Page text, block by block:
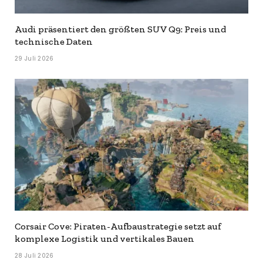
Audi präsentiert den größten SUV Q9: Preis und
technische Daten
29 Juli 2026
Corsair Cove: Piraten-Aufbaustrategie setzt auf
komplexe Logistik und vertikales Bauen
28 Juli 2026